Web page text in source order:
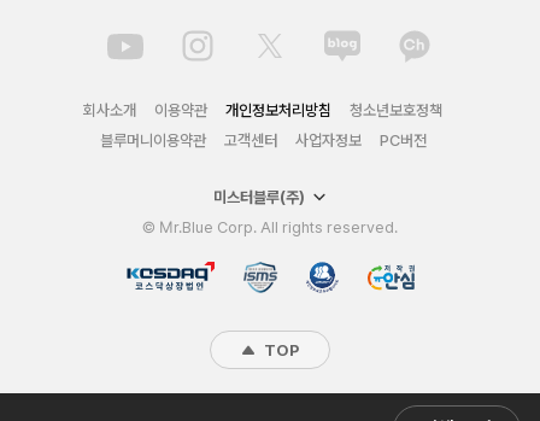
회사소개 이용약관 개인정보처리방침
청소년보호정책
블루머니이용약관
고객센터 사업자정보 PC버전
미스터블루(주)
© Mr.Blue Corp. All rights reserved.
TOP